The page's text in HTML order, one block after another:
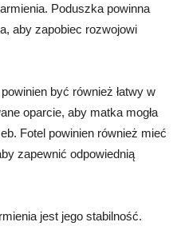
Poduszka powinna
aby zapobiec rozwojowi
być również łatwy w
oparcie, aby matka mogła
Fotel powinien również mieć
zapewnić odpowiednią
jest jego stabilność.